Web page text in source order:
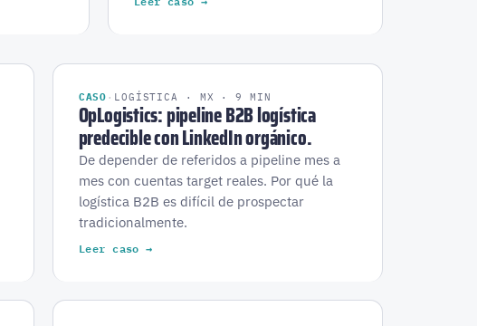
CASO · LOGÍSTICA · MX · 9 MIN
OpLogistics: pipeline B2B logística
predecible con LinkedIn orgánico.
De depender de referidos a pipeline mes a
mes con cuentas target reales. Por qué la
logística B2B es difícil de prospectar
tradicionalmente.
Leer caso →